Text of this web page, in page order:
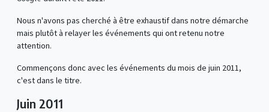
Nous n'avons pas cherché à être exhaustif dans notre démarche
mais plutôt à relayer les événements qui ont retenu notre
attention.
Commençons donc avec les événements du mois de juin 2011,
c'est dans le titre.
Juin 2011